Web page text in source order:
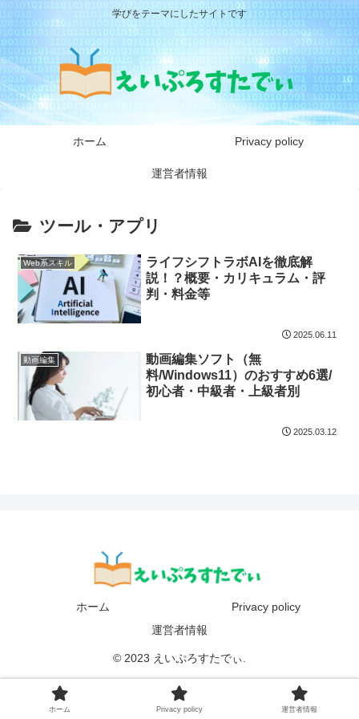
学びをテーマにしたサイトです
ホーム Privacy policy
運営者情報
ツール・アプリ
Web系スキル
ライフシフトラボAIを徹底解
説！？概要・カリキュラム・評
判・料金等
2025.06.11
動画編集
動画編集ソフト（無
料/Windows11）のおすすめ6選/
初心者・中級者・上級者別
2025.03.12
ホーム
Privacy policy
運営者情報
© 2023 えいぷろすたでぃ.
ホーム Privacy policy 運営者情報